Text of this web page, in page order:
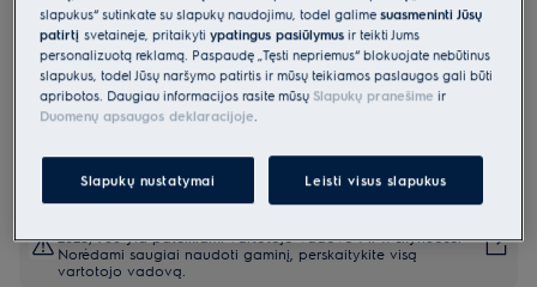
prabangius kepinius.
Mūsų maisto termometras išmatuoja temperatūrą patiekalo viduje,
kad rezultatai būtų patikimi.
2023/988 yra pateikiami vartotojo vadovo I ir II skyriuose.
Norėdami saugiai naudoti gaminį, perskaitykite visą
vartotojo vadovą.
slapukus“ sutinkate su slapukų naudojimu, todėl galimesuasmeninti Jūsų
patirtįsvetainėje, pritaikytiypatingus pasiūlymus ir teikti Jums
personalizuotą reklamą. Paspaudę „Tęsti nepriėmus“ blokuojate nebūtinus
slapukus, todėl Jūsų naršymo patirtis ir mūsų teikiamos paslaugos gali būti
apribotos. Daugiau informacijos rasite mūsų Slapukų pranešime ir
Duomenų apsaugos deklaracijoje.
Slapukų nustatymai Leisti visus slapukus